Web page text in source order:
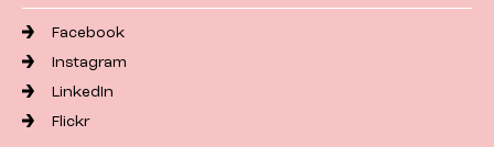
Facebook
Instagram
LinkedIn
Flickr